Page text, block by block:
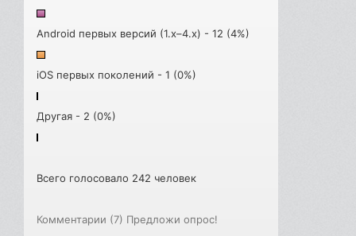
Android первых версий (1.x–4.x) - 12 (4%)
iOS первых поколений - 1 (0%)
Другая - 2 (0%)
Всего голосовало 242 человек
Комментарии (7) Предложи опрос!